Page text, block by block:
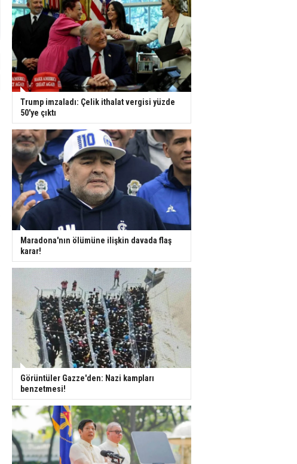
Trump imzaladı: Çelik ithalat vergisi yüzde
50'ye çıktı
Maradona'nın ölümüne ilişkin davada flaş
karar!
Görüntüler Gazze'den: Nazi kampları
benzetmesi!